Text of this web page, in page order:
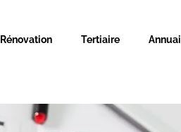
Rénovation Tertiaire